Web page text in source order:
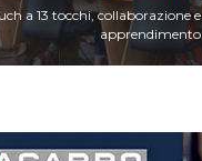
a 13 tocchi, collaborazione e
apprendimento